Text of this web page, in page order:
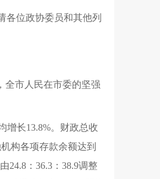
各位政协委员和其他列
全市人民在市委的坚强
增长13.8%。财政总收
构各项存款余额达到
24.8：36.3：38.9调整